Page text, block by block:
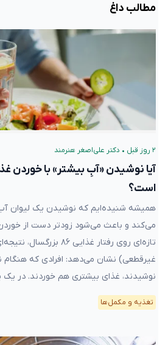
مطالب داغ
۲ روز قبل • دکتر علی‌اصغر هنرمند
آیا نوشیدن «آبِ بیشتر» با خوردن
است؟
همیشه شنیده‌ایم که نوشیدن یک لیوان آب
می‌کند و باعث می‌شود زودتر دست از
تازه‌ای روی رفتار غذایی
غیرقطعی) نشان می‌دهد: افرادی که هنگام
نوشیدند، غذای بیشتری هم خوردند. در
تغذیه و مکمل‌ها